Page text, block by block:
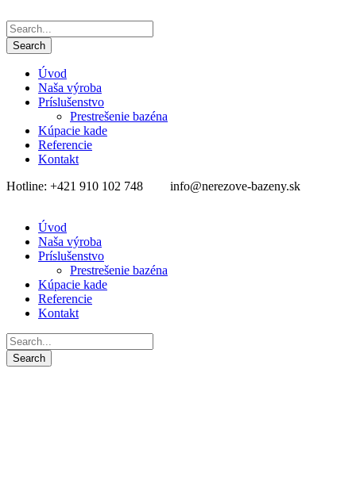
Úvod
Naša výroba
Príslušenstvo
Prestrešenie bazéna
Kúpacie kade
Referencie
Kontakt
Hotline: +421 910 102 748
info@nerezove-bazeny.sk
Úvod
Naša výroba
Príslušenstvo
Prestrešenie bazéna
Kúpacie kade
Referencie
Kontakt